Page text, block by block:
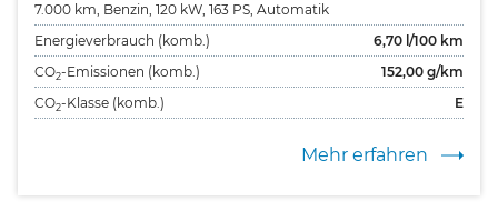
7.000 km, Benzin, 120 kW, 163 PS, Automatik
Energieverbrauch (komb.)
6,70 l/100 km
CO2-Emissionen (komb.) 152,00 g/km
CO2-Klasse (komb.) E
Mehr erfahren